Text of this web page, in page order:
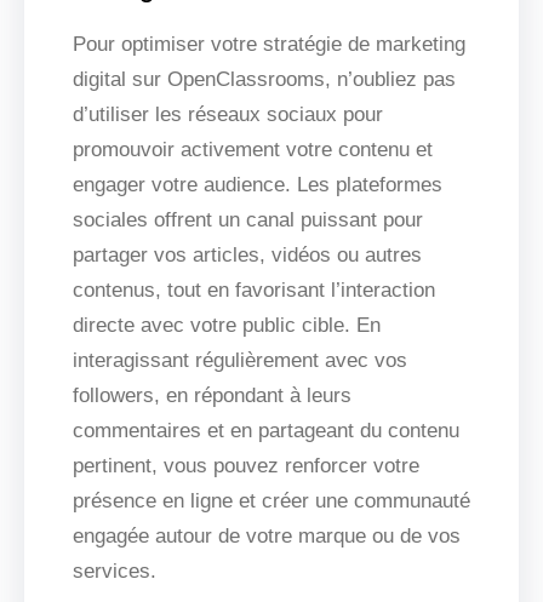
Pour optimiser votre stratégie de marketing
digital sur OpenClassrooms, n’oubliez pas
d’utiliser les réseaux sociaux pour
promouvoir activement votre contenu et
engager votre audience. Les plateformes
sociales offrent un canal puissant pour
partager vos articles, vidéos ou autres
contenus, tout en favorisant l’interaction
directe avec votre public cible. En
interagissant régulièrement avec vos
followers, en répondant à leurs
commentaires et en partageant du contenu
pertinent, vous pouvez renforcer votre
présence en ligne et créer une communauté
engagée autour de votre marque ou de vos
services.